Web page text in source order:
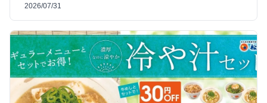
2026/07/31